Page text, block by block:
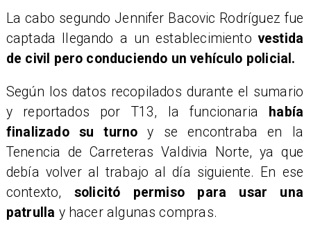
La cabo segundo Jennifer Bacovic Rodríguez fue
captada llegando a un establecimientovestida
de civil pero conduciendo un vehículo policial.
Según los datos recopilados durante el sumario
y reportados por T13, la funcionaria
había
finalizado su turno y se encontraba en la
Tenencia de Carreteras Valdivia Norte, ya que
debía volver al trabajo al día siguiente. En ese
contexto, solicitó permiso para usar una
patrulla y hacer algunas compras.